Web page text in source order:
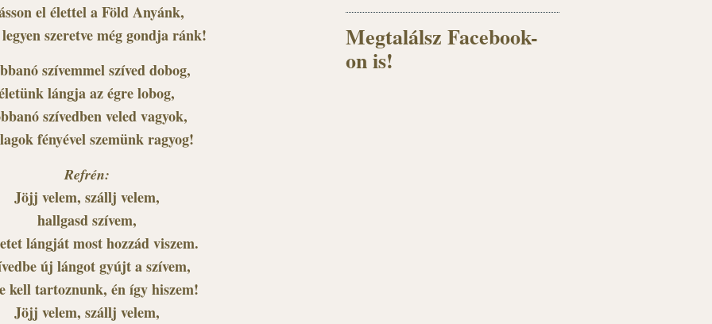
el élettel a Föld Anyánk,
szeretve még gondja ránk!
szívemmel szíved dobog,
lángja az égre lobog,
szívedben veled vagyok,
fényével szemünk ragyog!
Refrén:
Jöjj velem, szállj velem,
hallgasd szívem,
lángját most hozzád viszem.
új lángot gyújt a szívem,
kell tartoznunk, én így hiszem!
Jöjj velem, szállj velem,
Megtalálsz Facebook-
on is!